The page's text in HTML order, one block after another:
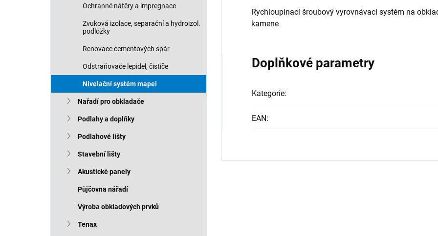
Ochranné nátěry a impregnace
Zvuková izolace, separační a hydroizol.
podložky
Renovace cementových spár
Odstraňovače lepidel, čističe
Nivelační systém mapei
Nařadí pro obkladače
Podlahy a doplňky
Podlahové lišty
Stavební lišty
Akustické panely
Půjčovna nářadí
Výroba obkladových prvků
Tenax
Rychloupínací šroubový vyrovnávací systém na
kamene
Doplňkové parametry
Kategorie:
EAN: